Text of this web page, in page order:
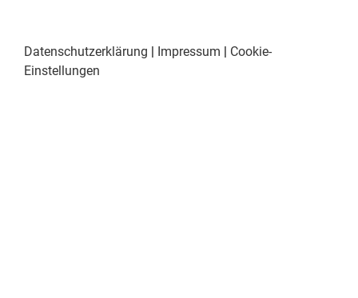
Datenschutzerklärung | Impressum | Cookie-
Einstellungen